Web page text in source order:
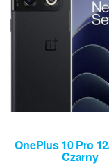
OnePlus 10 Pro
Czarny